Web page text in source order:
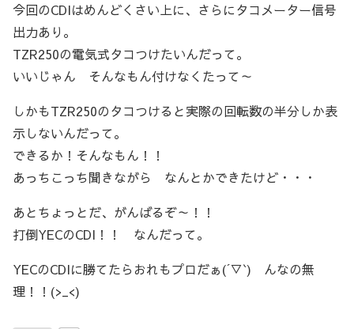
今回のCDIはめんどくさい上に、さらにタコメーター信号
出力あり。
TZR250の電気式タコつけたいんだって。
いいじゃん そんなもん付けなくたって～
しかもTZR250のタコつけると実際の回転数の半分しか表
示しないんだって。
できるか！そんなもん！！
あっちこっち聞きながら なんとかできたけど・・・
あとちょっとだ、がんばるぞ～！！
打倒YECのCDI！！ なんだって。
YECのCDIに勝てたらおれもプロだぁ(´▽`) んなの無
理！！(>_<)